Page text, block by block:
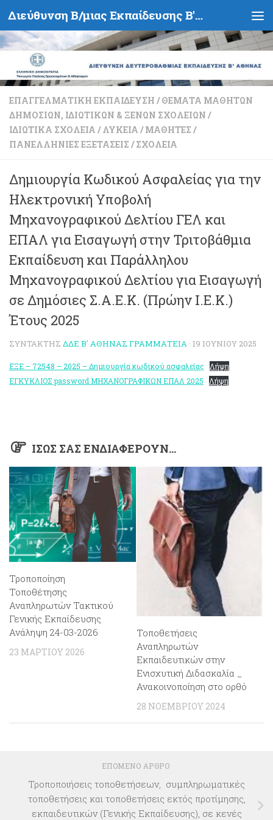
Skip to content Διεύθυνση Β/μιας Εκπαίδευσης Β' Αθήνας - Υπουργείο Παιδείας, Θρησκευμάτων και Αθλητισμού- Ελληνική Δημοκρατία
ΕΠΑΓΓΕΛΜΑΤΙΚΉ ΕΚΠΑΊΔΕΥΣΗ / ΘΈΜΑΤΑ ΜΑΘΗΤΏΝ
ΔΗΜΟΣΊΩΝ, ΙΔΙΩΤΙΚΏΝ & ΞΈΝΩΝ ΣΧΟΛΕΊΩΝ /
ΙΔΙΩΤΙΚΆ ΣΧΟΛΕΊΑ / ΛΎΚΕΙΑ / ΜΑΘΗΤΈΣ /
ΠΑΝΕΛΛΉΝΙΕΣ ΕΞΕΤΆΣΕΙΣ / ΣΧΟΛΕΊΑ
Δημιουργία Κωδικού Ασφαλείας για την
Ηλεκτρονική Υποβολή
Μηχανογραφικού Δελτίου ΓΕΛ και
ΕΠΑΛ για Εισαγωγή στην Τριτοβάθμια
Εκπαίδευση και Παράλληλου
Μηχανογραφικού Δελτίου για Εισαγωγή
σε Δημόσιες Σ.Α.Ε.Κ. (Πρώην Ι.Ε.Κ.)
Έτους 2025
ΣΥΝΤΆΚΤΗΣ ΔΔΕ Β' ΑΘΉΝΑΣ ΓΡΑΜΜΑΤΕΊΑ · 19 ΙΟΥΝΊΟΥ 2025
ΕΞΕ – 72548 – 2025 – Δημιουργία κωδικού ασφαλείας
Λήψη
ΕΓΚΥΚΛΙΟΣ password ΜΗΧΑΝΟΓΡΑΦΙΚΩΝ ΕΠΑΛ 2025
Λήψη
ΊΣΩΣ ΣΑΣ ΕΝΔΙΑΦΈΡΟΥΝ…
Τροποποίηση
Τοποθέτησης
Αναπληρωτών Τακτικού
Γενικής Εκπαίδευσης
Ανάληψη 24-03-2026
23 ΜΑΡΤΊΟΥ 2026
Τοποθετήσεις
Αναπληρωτών
Εκπαιδευτικών στην
Ενισχυτική Διδασκαλία _
Ανακοινοποίηση στο ορθό
28 ΝΟΕΜΒΡΊΟΥ 2024
ΕΠΌΜΕΝΟ ΆΡΘΡΟ
Τροποποιήσεις τοποθετήσεων, συμπληρωματικές
τοποθετήσεις και τοποθετήσεις εκτός προτίμησης,
εκπαιδευτικών (Γενικής Εκπαίδευσης), σε κενές